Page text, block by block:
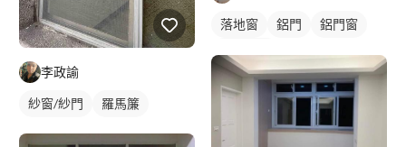
李政諭
紗窗/紗門 羅馬簾
落地窗 鋁門
鋁門窗